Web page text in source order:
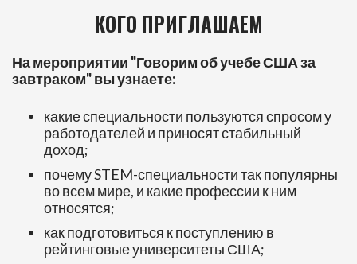
КОГО ПРИГЛАШАЕМ
На мероприятии "Говорим об учебе США за
завтраком" вы узнаете:
какие специальности пользуются спросом у
работодателей и приносят стабильный
доход;
почему STEM-специальности так популярны
во всем мире, и какие профессии к ним
относятся;
как подготовиться к поступлению в
рейтинговые университеты США;